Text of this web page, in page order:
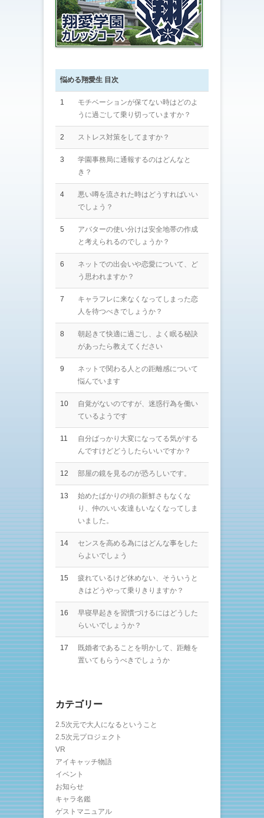
悩める翔愛生 目次
1
モチベーションが保てない時はどのよ
うに過ごして乗り切っていますか？
2 ストレス対策をしてますか？
3
学園事務局に通報するのはどんなと
き？
4
悪い噂を流された時はどうすればいい
でしょう？
5
アバターの使い分けは安全地帯の作成
と考えられるのでしょうか？
6
ネットでの出会いや恋愛について、ど
う思われますか？
7
キャラフレに来なくなってしまった恋
人を待つべきでしょうか？
8
朝起きて快適に過ごし、よく眠る秘訣
があったら教えてください
9
ネットで関わる人との距離感について
悩んでいます
10
自覚がないのですが、迷惑行為を働い
ているようです
11
自分ばっかり大変になってる気がする
んですけどどうしたらいいですか？
12 部屋の鏡を見るのが恐ろしいです。
13
始めたばかりの頃の新鮮さもなくな
り、仲のいい友達もいなくなってしま
いました。
14
センスを高める為にはどんな事をした
らよいでしょう
15
疲れているけど休めない、そういうと
きはどうやって乗りきりますか？
16
早寝早起きを習慣づけるにはどうした
らいいでしょうか？
17
既婚者であることを明かして、距離を
置いてもらうべきでしょうか
カテゴリー
2.5次元で大人になるということ
2.5次元プロジェクト
VR
アイキャッチ物語
イベント
お知らせ
キャラ名鑑
ゲストマニュアル